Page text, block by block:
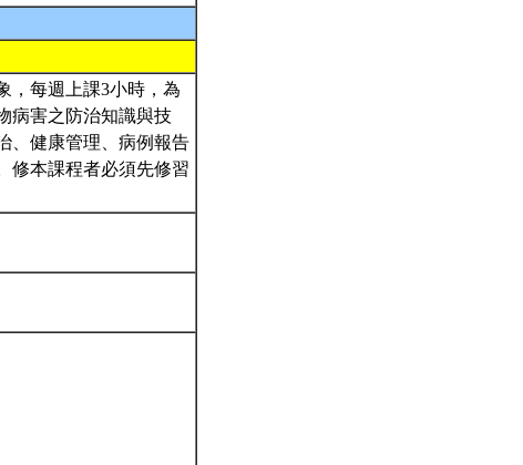
，每週上課3小時，為
病害之防治知識與技
、健康管理、病例報告
修本課程者必須先修習